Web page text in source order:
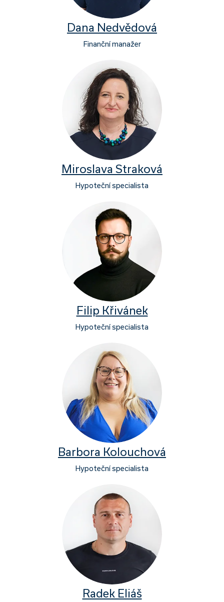
Dana Nedvědová
Finanční manažer
Miroslava Straková
Hypoteční specialista
Filip Křivánek
Hypoteční specialista
Barbora Kolouchová
Hypoteční specialista
Radek Eliáš